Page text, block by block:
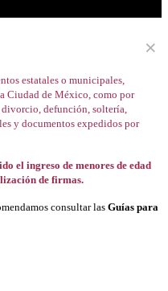
×
estatales o municipales,
Ciudad de México, como por
defunción, soltería,
y documentos expedidos por
el ingreso de menores de edad
de firmas.
consultar las Guías para